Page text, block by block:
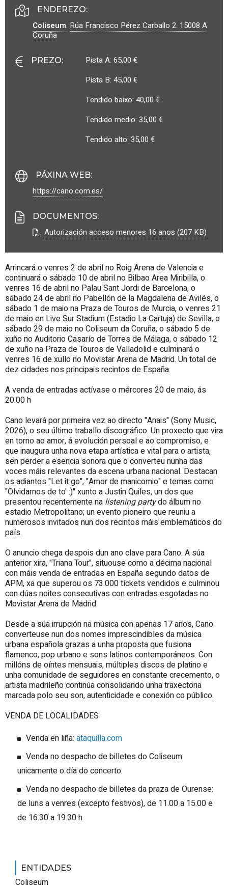
ENDEREZO:
Coliseum. Rúa Francisco Pérez Carballo 2. 15008 A
Coruña
PREZO:
Pista A: 65,00 €
Pista B: 45,00 €
Tendido baixo: 40,00 €
Tendido medio: 35,00 €
Tendido alto: 35,00 €
PÁXINA WEB:
https://cano.com.es/
DOCUMENTOS:
Autorización acceso menores 16 anos (207 KB)
Arrincará o venres 2 de abril no Roig Arena de Valencia e
continuará o sábado 10 de abril no Bilbao Area Miribilla, o
venres 16 de abril no Palau Sant Jordi de Barcelona, o
sábado 24 de abril no Pabellón de la Magdalena de Avilés, o
sábado 1 de maio na Praza de Touros de Murcia, o venres 21
de maio en Live SurStadium (Estadio La Cartuja)de Sevilla, o
sábado 29 de maio no Coliseum da Coruña, o sábado 5 de
xuño no Auditorio Casarío de Torres de Málaga, o sábado 12
de xuño na Praza de Touros de Valladolid e culminará o
venres 16 de xullo no Movistar Arena de Madrid. Un total de
dez cidades nos principais recintos de España.
A venda de entradas actívase o mércores 20 de maio, ás
20.00 h
Cano levará por primeira vez ao directo "Anais" (Sony Music,
2026), o seu último traballo discográfico. Un proxecto que vira
en torno ao amor, á evolución persoal e ao compromiso, e
que inaugura unha nova etapa artística e vital para o artista,
sen perder a esencia sonora que o converteu nunha das
voces máis relevantes da escena urbana nacional. Destacan
os adiantos "Let it go", "Amor de manicomio" e temas como
"Olvidarnos de to' :)" xunto a Justin Quiles, un dos que
presentou recentemente na listening partydo álbum no
estadio Metropolitano; un evento pioneiro que reuniu a
numerosos invitados nun dos recintos máis emblemáticos do
país.
O anuncio chega despois dun ano clave para Cano. A súa
anterior xira, "Triana Tour", situouse como a décima nacional
con máis venda de entradas en España segundo datos de
APM, xa que superou os 73.000 tíckets vendidos e culminou
con dúas noites consecutivas con entradas esgotadas no
Movistar Arena de Madrid.
Desde a súa irrupción na música con apenas 17 anos, Cano
converteuse nun dos nomes imprescindibles da música
urbana española grazas a unha proposta que fusiona
flamenco, pop urbano e sons latinos contemporáneos. Con
millóns de oíntes mensuais, múltiples discos de platino e
unha comunidade de seguidores en constante crecemento, o
artista madrileño continúa consolidando unha traxectoria
marcada polo seu son, autenticidade e conexión co público.
VENDA DE LOCALIDADES
Venda en liña: ataquilla.com
Venda no despacho de billetes do Coliseum:
unicamente o día do concerto.
Venda no despacho de billetes da praza de Ourense:
de luns a venres (excepto festivos), de 11.00 a 15.00 e
de 16.30 a 19.30 h
ENTIDADES
Coliseum